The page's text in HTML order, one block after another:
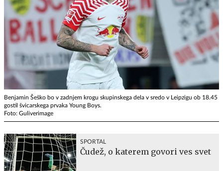
Benjamin Šeško bo v zadnjem krogu skupinskega dela v sredo v Leipzigu ob 18.45
gostil švicarskega prvaka Young Boys.
Foto: Guliverimage
SPORTAL
Čudež, o katerem govori ves svet